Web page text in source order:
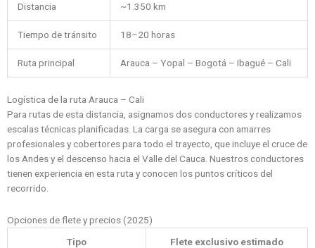
Distancia ~1.350 km
Tiempo de tránsito 18–20 horas
Ruta principal Arauca – Yopal – Bogotá – Ibagué – Cali
Logística de la ruta Arauca – Cali
Para rutas de esta distancia, asignamos dos conductores y realizamos
escalas técnicas planificadas. La carga se asegura con amarres
profesionales y cobertores para todo el trayecto, que incluye el cruce de
los Andes y el descenso hacia el Valle del Cauca. Nuestros conductores
tienen experiencia en esta ruta y conocen los puntos críticos del
recorrido.
Opciones de flete y precios (2025)
Tipo
Flete exclusivo estimado